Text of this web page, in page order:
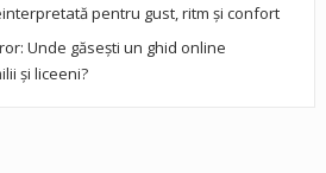
pentru gust, ritm și confort
Unde găsești un ghid online
și liceeni?